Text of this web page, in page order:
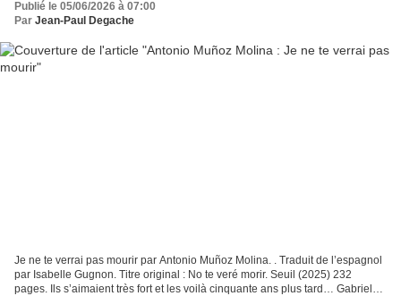
Publié le 05/06/2026 à 07:00
Par Jean-Paul Degache
Je ne te verrai pas mourir par Antonio Muñoz Molina. . Traduit de l’espagnol
par Isabelle Gugnon. Titre original : No te veré morir. Seuil (2025) 232
pages. Ils s’aimaient très fort et les voilà cinquante ans plus tard… Gabriel